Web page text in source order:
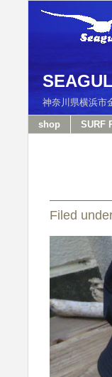
神奈川県
shop SURF
Filed